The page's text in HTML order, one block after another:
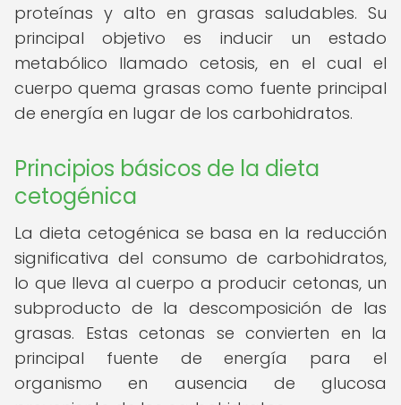
proteínas y alto en grasas saludables. Su
principal objetivo es inducir un estado
metabólico llamado cetosis, en el cual el
cuerpo quema grasas como fuente principal
de energía en lugar de los carbohidratos.
Principios básicos de la dieta
cetogénica
La dieta cetogénica se basa en la reducción
significativa del consumo de carbohidratos,
lo que lleva al cuerpo a producir cetonas, un
subproducto de la descomposición de las
grasas. Estas cetonas se convierten en la
principal fuente de energía para el
organismo en ausencia de glucosa